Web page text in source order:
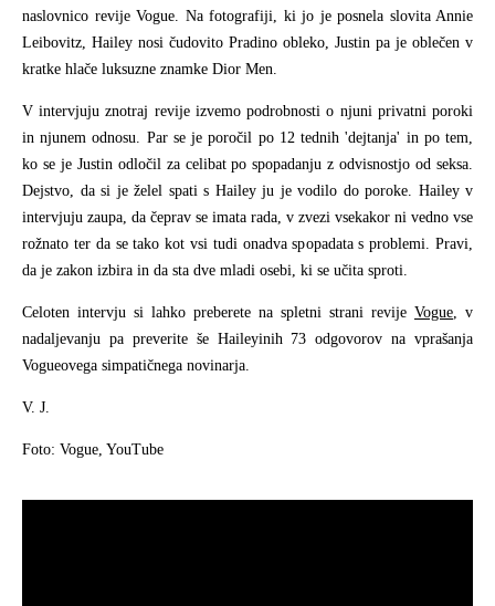
naslovnico revije Vogue. Na fotografiji, ki jo je posnela slovita Annie
Leibovitz, Hailey nosi čudovito Pradino obleko, Justin pa je oblečen v
kratke hlače luksuzne znamke Dior Men.
V intervjuju znotraj revije izvemo podrobnosti o njuni privatni poroki
in njunem odnosu. Par se je poročil po 12 tednih 'dejtanja' in po tem,
ko se je Justin odločil za celibat po spopadanju z odvisnostjo od seksa.
Dejstvo, da si je želel spati s Hailey ju je vodilo do poroke. Hailey v
intervjuju zaupa, da čeprav se imata rada, v zvezi vsekakor ni vedno vse
rožnato ter da se tako kot vsi tudi onadva spopadata s problemi. Pravi,
da je zakon izbira in da sta dve mladi osebi, ki se učita sproti.
Celoten intervju si lahko preberete na spletni strani revije Vogue, v
nadaljevanju pa preverite še Haileyinih 73 odgovorov na vprašanja
Vogueovega simpatičnega novinarja.
V. J.
Foto: Vogue, YouTube